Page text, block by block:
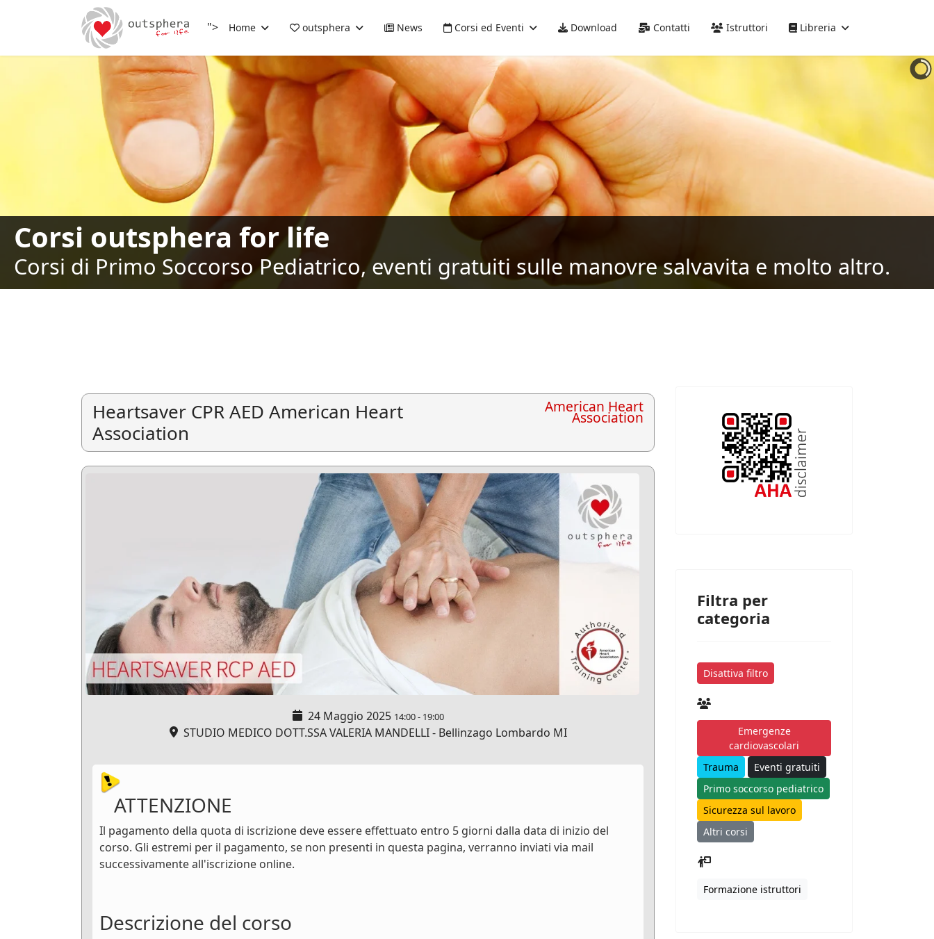
"> Home outsphera News Corsi ed Eventi Download Contatti Istruttori Libreria
Corsi outsphera for life
Corsi di Primo Soccorso Pediatrico, eventi gratuiti sulle manovre salvavita e molto altro.
Heartsaver CPR AED American Heart
Association
American Heart
Association
24 Maggio 2025 14:00- 19:00
STUDIO MEDICO DOTT.SSA VALERIA MANDELLI - Bellinzago Lombardo MI
ATTENZIONE
Il pagamento della quota di iscrizione deve essere effettuato entro 5 giorni dalla data di inizio del
corso. Gli estremi per il pagamento, se non presenti in questa pagina, verranno inviati via mail
successivamente all'iscrizione online.
Descrizione del corso
Filtra per
categoria
Disattiva filtro
Emergenze
cardiovascolari
Trauma
Eventi gratuiti
Primo soccorso pediatrico
Sicurezza sul lavoro
Altri corsi
Formazione istruttori